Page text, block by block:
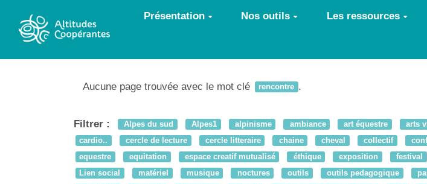
Aller au contenu principal Présentation Nos outils Les ressources
Aucune page trouvée avec le mot clé rencontre .
Filtrer : Alpes du sud Alpes1 alpinisme ambiance art équestre arts
cardio..
cercle de lecture cercle litteraire chaine cheval collectif
equestre
equitation espace creatif mutualisé éthique exposition festival
Lien social
matériel musique noctures outils outils pedagogique